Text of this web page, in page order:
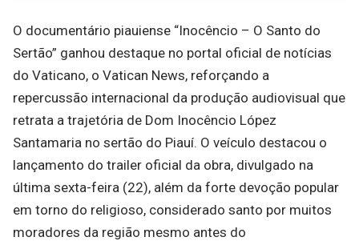
O documentário piauiense “Inocêncio – O Santo do
Sertão” ganhou destaque no portal oficial de notícias
do Vaticano, o Vatican News, reforçando a
repercussão internacional da produção audiovisual que
retrata a trajetória de Dom Inocêncio López
Santamaria no sertão do Piauí. O veículo destacou o
lançamento do trailer oficial da obra, divulgado na
última sexta-feira (22), além da forte devoção popular
em torno do religioso, considerado santo por muitos
moradores da região mesmo antes do